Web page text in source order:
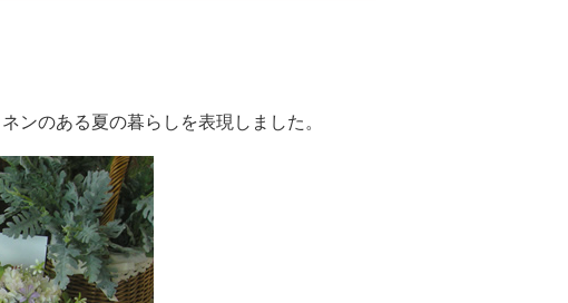
ンのある夏の暮らしを表現しました。